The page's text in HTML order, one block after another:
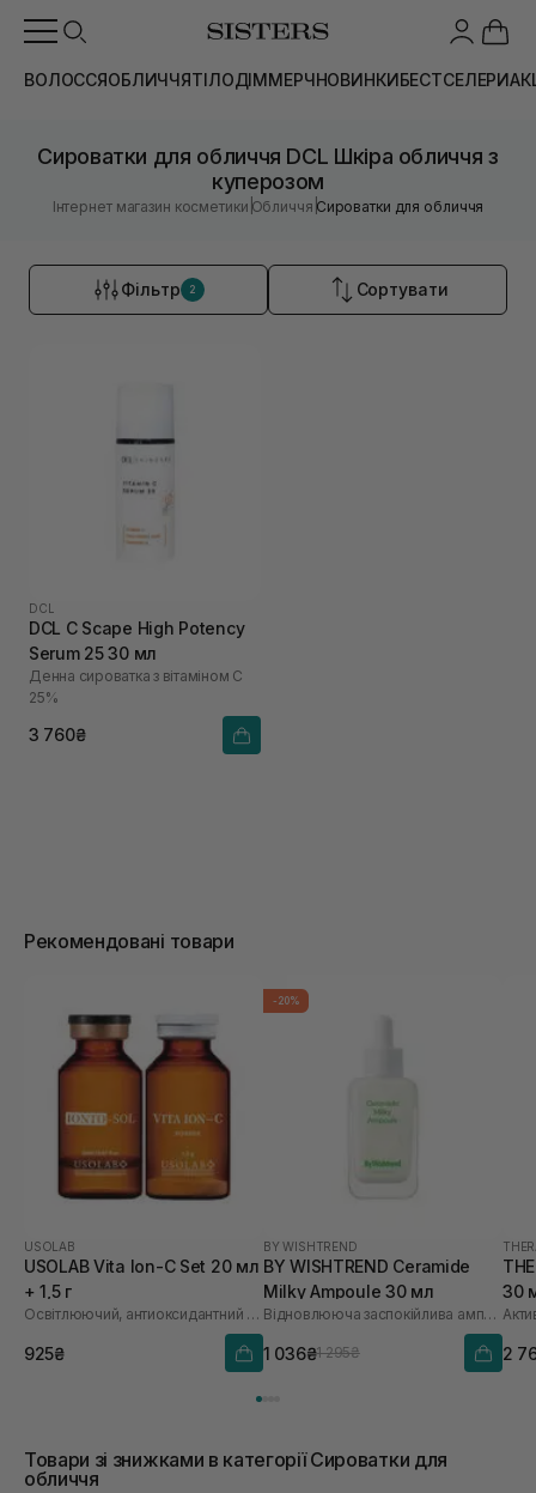
ВОЛОССЯОБЛИЧЧЯТІЛОДІММЕРЧНОВИНКИБЕСТСЕЛЕРИ
Сироватки для обличчя DCL Шкіра обличчя з
куперозом
Інтернет магазин косметики |Обличчя |Сироватки для обличчя
Фільтр 2 Сортувати
DCL
DCL C Scape High Potency
Serum 25 30 мл
Денна сироватка з вітаміном С
25%
3 760₴
Рекомендовані товари
USOLAB
USOLAB Vita Ion-C Set 20 мл
+ 1,5 г
Освітлюючий, антиоксидантний та омолоджуючий набір
925₴
-20%
BY WISHTREND
BY WISHTREND Ceramide
Milky Ampoule 30 мл
Відновлююча заспокійлива ампула для обличчя
1 036₴1 295₴
30
2
Товари зі знижками в категорії Сироватки для
обличчя